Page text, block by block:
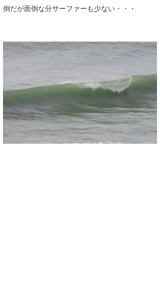
倒だが面倒な分サーファーも少ない・・・